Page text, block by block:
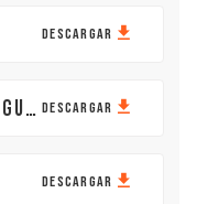
DESCARGAR
DESCARGAR
DESCARGAR